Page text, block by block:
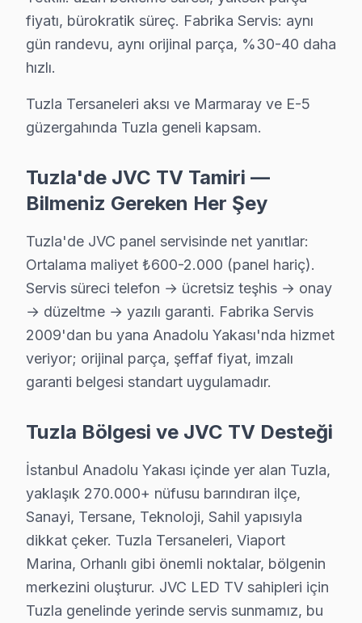
JVC Uzman Teknisyen Ekibi — Tuzla
Serkan Y. — JVC Servis Uzmanı
15 yıllık JVC TV tamir deneyimi. Tuzla ve çevre ilçelere
· Orijinal ve OEM yedek parça tedarikçisi
· 2010'dan günümüze tüm JVC modelleri
· Müşteri memnuniyeti %98
· Ortalama tamir süresi:1–2 iş günü
· Tüm işlemler2 yıl garantili
fiyatı, bürokratik süreç. Fabrika Servis: aynı
gün randevu, aynı orijinal parça, %30-40 daha
hızlı.
Tuzla Tersaneleri aksı ve Marmaray ve E-5
güzergahında Tuzla geneli kapsam.
Tuzla'de JVC TV Tamiri —
Bilmeniz Gereken Her Şey
Tuzla'de JVC panel servisinde net yanıtlar:
Ortalama maliyet ₺600-2.000 (panel hariç).
Servis süreci telefon → ücretsiz teşhis → onay
→ düzeltme → yazılı garanti. Fabrika Servis
2009'dan bu yana Anadolu Yakası'nda hizmet
veriyor; orijinal parça, şeffaf fiyat, imzalı
garanti belgesi standart uygulamadır.
Tuzla Bölgesi ve JVC TV Desteği
İstanbul Anadolu Yakası içinde yer alan Tuzla,
yaklaşık 270.000+ nüfusu barındıran ilçe,
Sanayi, Tersane, Teknoloji, Sahil yapısıyla
dikkat çeker. Tuzla Tersaneleri, Viaport
Marina, Orhanlı gibi önemli noktalar, bölgenin
merkezini oluşturur. JVC LED TV sahipleri için
Tuzla genelinde yerinde servis sunmamız, bu